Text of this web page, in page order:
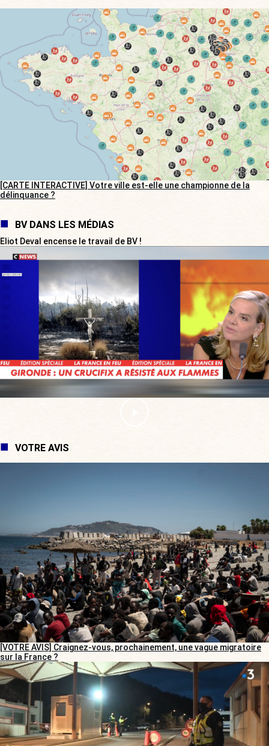
[CARTE INTERACTIVE] Votre ville est-elle une championne de la
délinquance ?
BV DANS LES MÉDIAS
Eliot Deval encense le travail de BV !
VOTRE AVIS
[VOTRE AVIS] Craignez-vous, prochainement, une vague migratoire
sur la France ?